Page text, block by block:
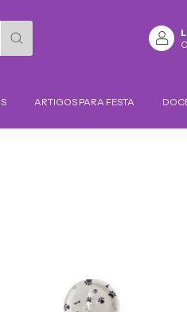
ARTIGOS PARA FESTA